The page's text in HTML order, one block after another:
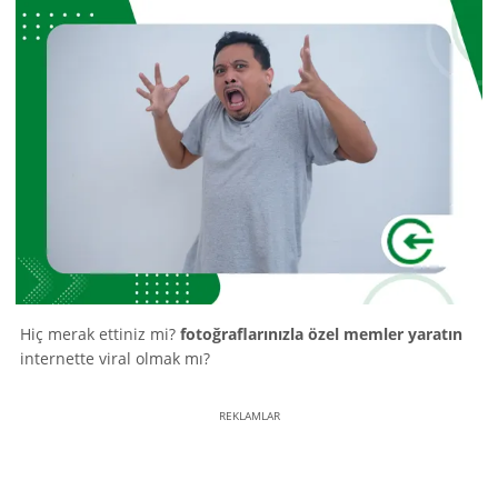
Hiç merak ettiniz mi? fotoğraflarınızla özel memler yaratın
internette viral olmak mı?
REKLAMLAR